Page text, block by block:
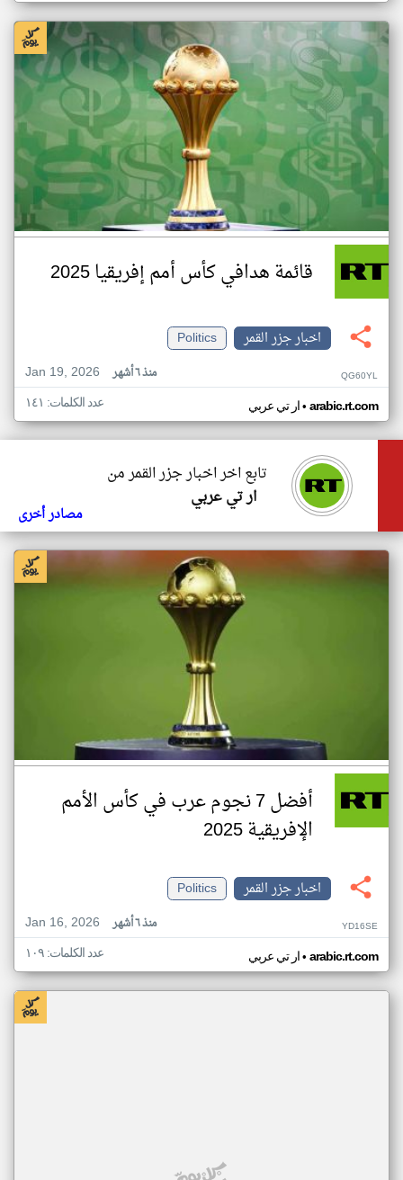
قائمة هدافي كأس أمم إفريقيا 2025
اخبار جزر القمر
Politics
Jan 19, 2026
منذ ٦ أشهر QG60YL
ار تي عربي• arabic.rt.com عدد الكلمات: ١٤١
تابع اخر اخبار جزر القمر من
ار تي عربي
مصادر أخرى
أفضل 7 نجوم عرب في كأس الأمم
الإفريقية 2025
اخبار جزر القمر
Politics
Jan 16, 2026
منذ ٦ أشهر YD16SE
ار تي عربي• arabic.rt.com عدد الكلمات: ١٠٩